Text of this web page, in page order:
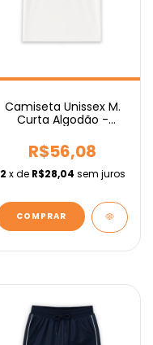
Camiseta Unissex M.
Curta Algodão -
R$56,08
2 x de R$28,04 sem juros
COMPRAR